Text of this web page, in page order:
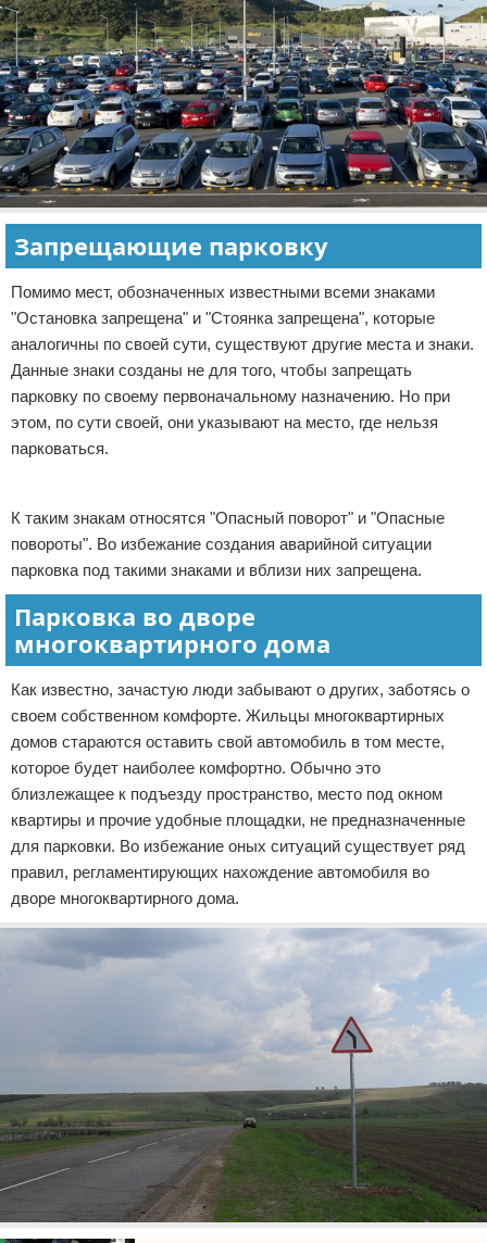
Запрещающие парковку
Помимо мест, обозначенных известными всеми знаками
"Остановка запрещена" и "Стоянка запрещена", которые
аналогичны по своей сути, существуют другие места и знаки.
Данные знаки созданы не для того, чтобы запрещать
парковку по своему первоначальному назначению. Но при
этом, по сути своей, они указывают на место, где нельзя
парковаться.
К таким знакам относятся "Опасный поворот" и "Опасные
повороты". Во избежание создания аварийной ситуации
парковка под такими знаками и вблизи них запрещена.
Парковка во дворе
многоквартирного дома
Как известно, зачастую люди забывают о других, заботясь о
своем собственном комфорте. Жильцы многоквартирных
домов стараются оставить свой автомобиль в том месте,
которое будет наиболее комфортно. Обычно это
близлежащее к подъезду пространство, место под окном
квартиры и прочие удобные площадки, не предназначенные
для парковки. Во избежание оных ситуаций существует ряд
правил, регламентирующих нахождение автомобиля во
дворе многоквартирного дома.